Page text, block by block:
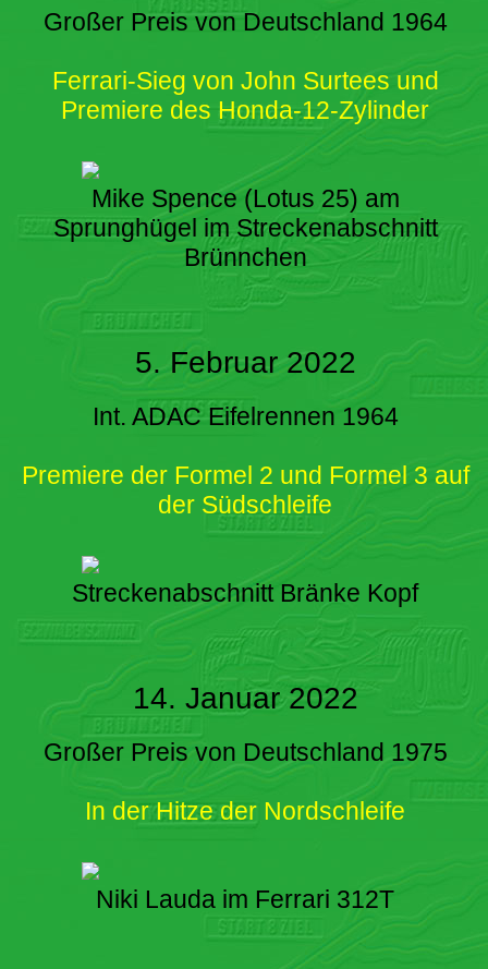
Großer Preis von Deutschland 1964
Ferrari-Sieg von John Surtees und
Premiere des Honda-12-Zylinder
Mike Spence (Lotus 25) am
Sprunghügel im Streckenabschnitt
Brünnchen
5. Februar 2022
Int. ADAC Eifelrennen 1964
Premiere der Formel 2 und Formel 3 auf
der Südschleife
Streckenabschnitt Bränke Kopf
14. Januar 2022
Großer Preis von Deutschland 1975
In der Hitze der Nordschleife
Niki Lauda im Ferrari 312T